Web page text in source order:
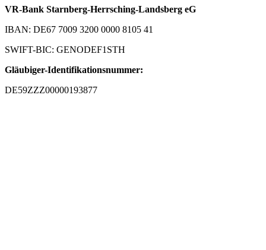
VR-Bank Starnberg-Herrsching-Landsberg eG
IBAN: DE67 7009 3200 0000 8105 41
SWIFT-BIC: GENODEF1STH
Gläubiger-Identifikationsnummer:
DE59ZZZ00000193877